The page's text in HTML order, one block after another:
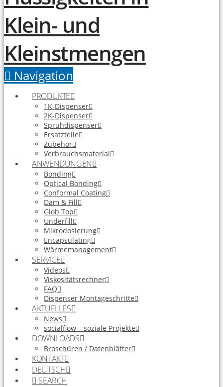
Navigation
PRODUKTE
1K-Dispenser
2K-Dispenser
Sprühdispenser
Ersatzteile
Zubehör
Verbrauchsmaterial
ANWENDUNGEN
Bonding
Optical Bonding
Conformal Coating
Dam & Fill
Glob Top
Underfill
Mikrodosierung
Encapsulating
Wärmemanagement
SERVICE
Videos
Viskositätsrechner
FAQ
Dispenser Montageschritte
AKTUELLES
News
socialflow – soziale Projekte
DOWNLOADS
Broschüren / Datenblätter
KONTAKT
DEUTSCH
SEARCH